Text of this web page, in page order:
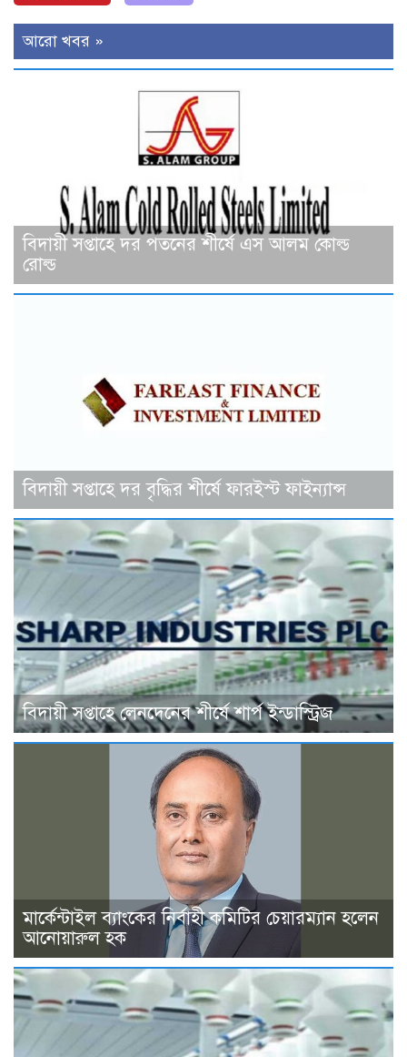
আরো খবর »
বিদায়ী সপ্তাহে দর পতনের শীর্ষে এস আলম কোল্ড
রোল্ড
বিদায়ী সপ্তাহে দর বৃদ্ধির শীর্ষে ফারইস্ট ফাইন্যান্স
বিদায়ী সপ্তাহে লেনদেনের শীর্ষে শার্প ইন্ডাস্ট্রিজ
মার্কেন্টাইল ব্যাংকের নির্বাহী কমিটির চেয়ারম্যান হলেন
আনোয়ারুল হক